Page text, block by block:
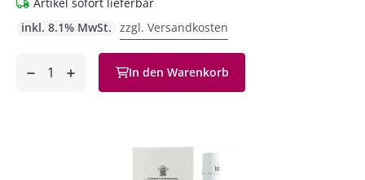
inkl. 8.1% MwSt. zzgl. Versandkosten
In den Warenkorb